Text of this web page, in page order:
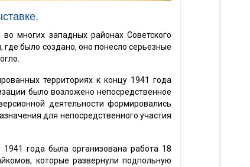
многих западных районах Советского
было создано, оно понесло серьезные
территориях к концу 1941 года
было возложено непосредственное
деятельности формировались
для непосредственного участия
года была организована работа 18
которые развернули подпольную